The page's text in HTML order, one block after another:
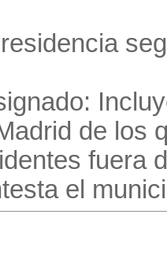
de los
fuera
el